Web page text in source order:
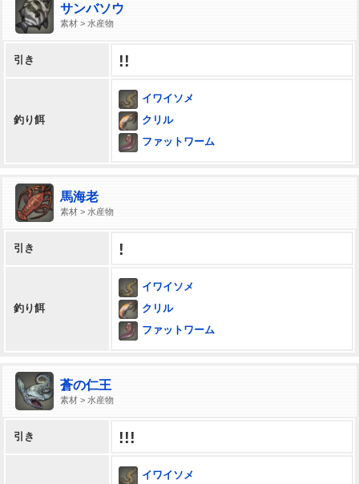
サンバソウ
素材 > 水産物
引き !!
釣り餌
イワイソメ
クリル
ファットワーム
馬海老
素材 > 水産物
引き !
釣り餌
イワイソメ
クリル
ファットワーム
蒼の仁王
素材 > 水産物
引き !!!
イワイソメ